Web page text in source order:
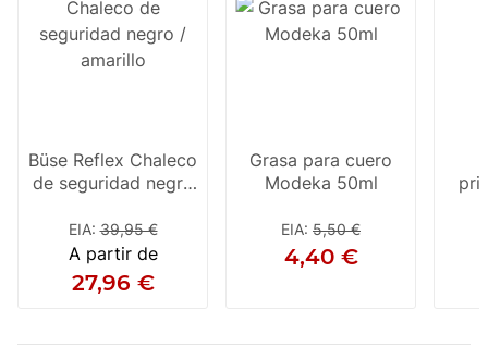
Büse Reflex Chaleco
de seguridad negro
EIA:39,95 €
A partir de
27,96 €
Grasa para cuero
Modeka 50ml
EIA: 5,50 €
4,40 €